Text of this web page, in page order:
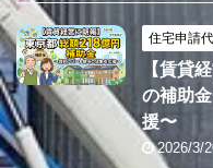
住宅申請
【賃貸
の補助
援〜
2026/3/